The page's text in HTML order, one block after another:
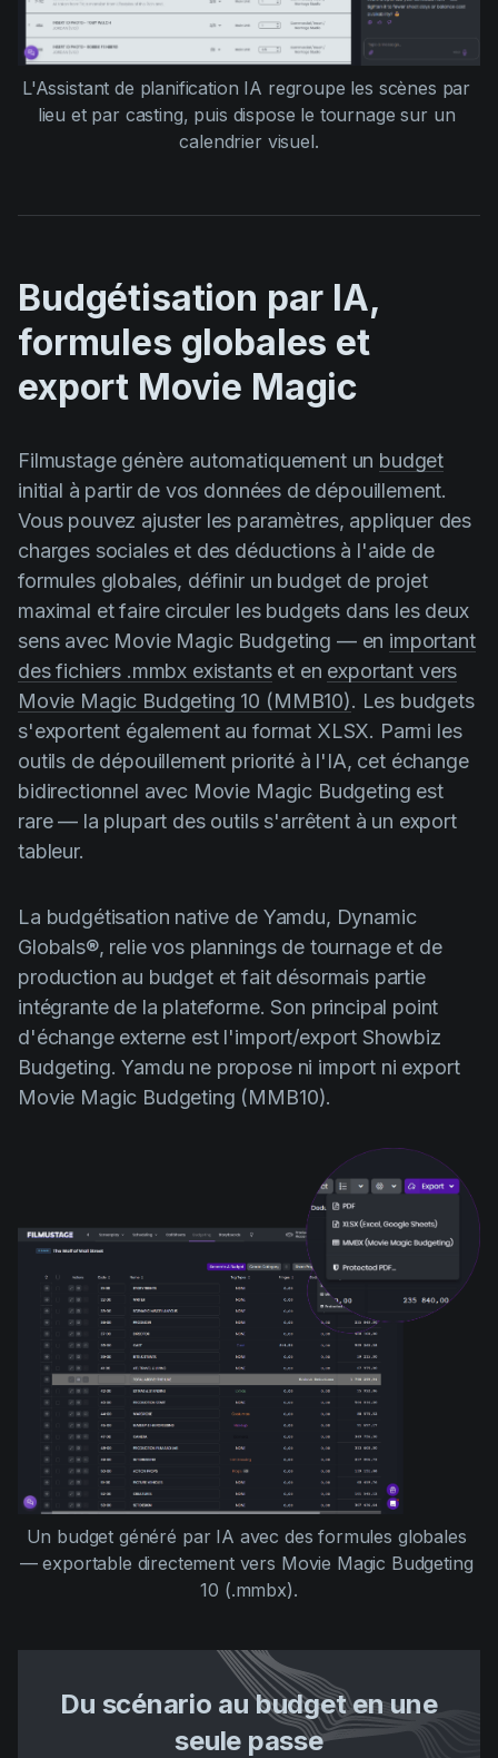
L'Assistant de planification IA regroupe les scènes par
lieu et par casting, puis dispose le tournage sur un
calendrier visuel.
Budgétisation par IA,
formules globales et
export Movie Magic
Filmustage génère automatiquement un budget
initial à partir de vos données de dépouillement.
Vous pouvez ajuster les paramètres, appliquer des
charges sociales et des déductions à l'aide de
formules globales, définir un budget de projet
maximal et faire circuler les budgets dans les deux
sens avec Movie Magic Budgeting — en important
des fichiers .mmbx existantset en exportant vers
Movie Magic Budgeting 10 (MMB10). Les budgets
s'exportent également au format XLSX. Parmi les
outils de dépouillement priorité à l'IA, cet échange
bidirectionnel avec Movie Magic Budgeting est
rare — la plupart des outils s'arrêtent à un export
tableur.
La budgétisation native de Yamdu, Dynamic
Globals®, relie vos plannings de tournage et de
production au budget et fait désormais partie
intégrante de la plateforme. Son principal point
d'échange externe est l'import/export Showbiz
Budgeting. Yamdu ne propose ni import ni export
Movie Magic Budgeting (MMB10).
Un budget généré par IA avec des formules globales
— exportable directement vers Movie Magic Budgeting
10 (.mmbx).
Du scénario au budget en une
seule passe